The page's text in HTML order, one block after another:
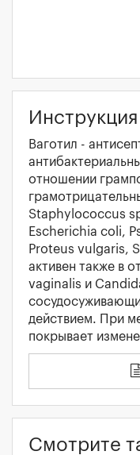
Инструкция
Ваготил -
отношении
Staphylococcus
Escherichia coli,
Proteus vulgaris,
активен также в
vaginalis и
действием. При
покрывает
Смотрите